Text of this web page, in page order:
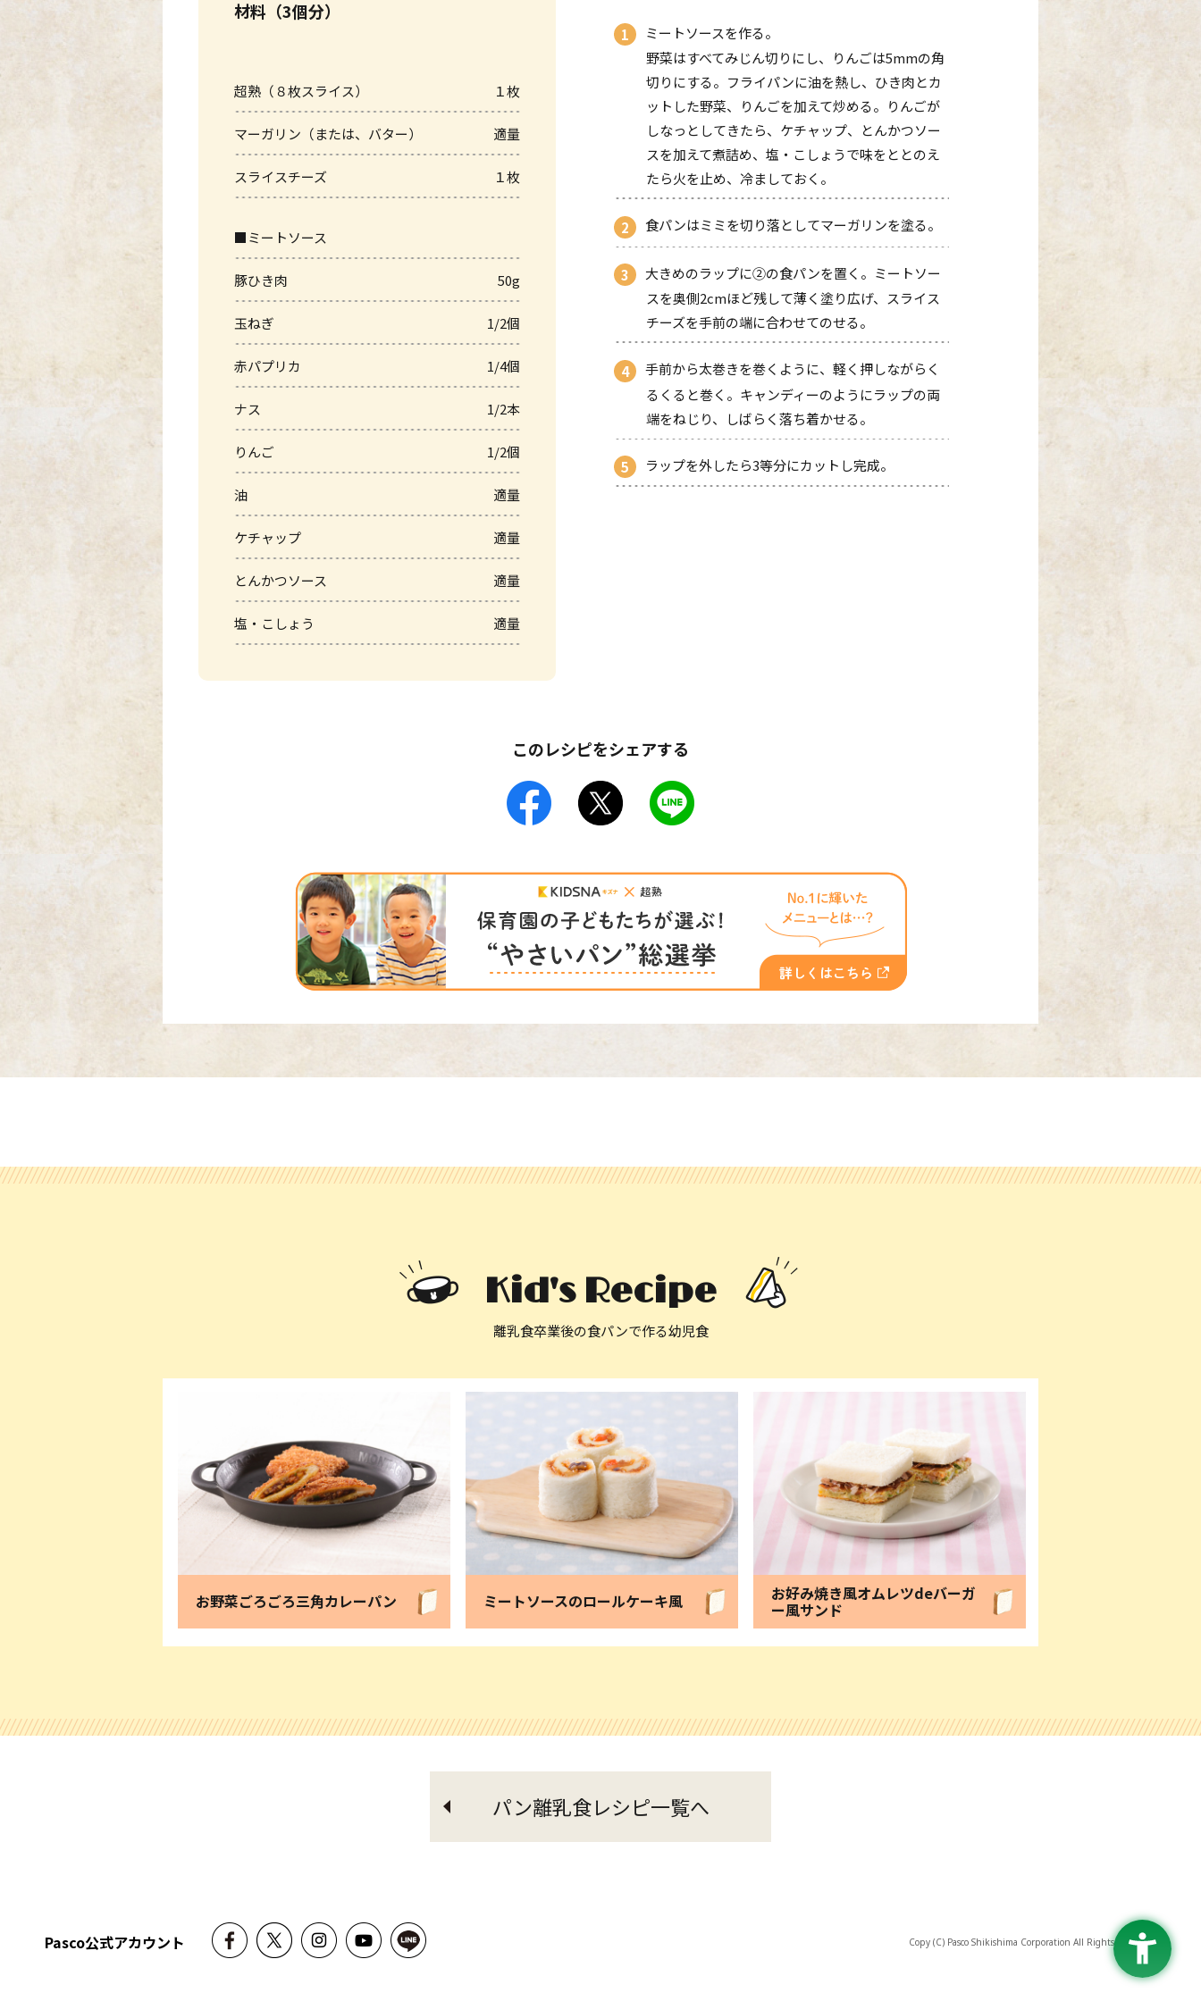
材料（3個分）
超熟（８枚スライス） １枚
マーガリン（または、バター） 適量
スライスチーズ １枚
■ミートソース
豚ひき肉 50g
玉ねぎ 1/2個
赤パプリカ 1/4個
ナス 1/2本
りんご 1/2個
油 適量
ケチャップ 適量
とんかつソース 適量
塩・こしょう 適量
ミートソースを作る。
野菜はすべてみじん切りにし、りんごは5mmの角
切りにする。フライパンに油を熱し、ひき肉とカ
ットした野菜、りんごを加えて炒める。りんごが
しなっとしてきたら、ケチャップ、とんかつソー
スを加えて煮詰め、塩・こしょうで味をととのえ
たら火を止め、冷ましておく。
食パンはミミを切り落としてマーガリンを塗る。
大きめのラップに②の食パンを置く。ミートソー
スを奥側2cmほど残して薄く塗り広げ、スライス
チーズを手前の端に合わせてのせる。
手前から太巻きを巻くように、軽く押しながらく
るくると巻く。キャンディーのようにラップの両
端をねじり、しばらく落ち着かせる。
ラップを外したら3等分にカットし完成。
このレシピをシェアする
Kid's Recipe
離乳食卒業後の食パンで作る幼児食
お野菜ごろごろ三角カレーパン ミートソースのロールケーキ風 お好み焼き風オムレツdeバーガ
ー風サンド
パン離乳食レシピ一覧へ
Pasco公式アカウント Copy (C) Pasco Shikishima Corporation All Rights Reserved.